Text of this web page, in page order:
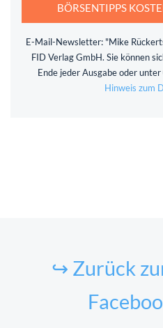
BÖRSENTIPPS
E-Mail-Newsletter: "Mike
FID Verlag GmbH. Sie können
Ende jeder Ausgabe oder
Hinweis zum
↪ Zurück